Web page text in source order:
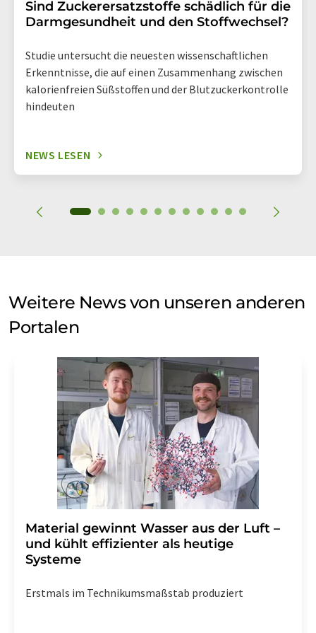
Sind Zuckerersatzstoffe schädlich für die
Darmgesundheit und den Stoffwechsel?
Studie untersucht die neuesten wissenschaftlichen
Erkenntnisse, die auf einen Zusammenhang zwischen
kalorienfreien Süßstoffen und der Blutzuckerkontrolle
hindeuten
NEWS LESEN
Weitere News von unseren anderen
Portalen
Material gewinnt Wasser aus der Luft –
und kühlt effizienter als heutige
Systeme
Erstmals im Technikumsmaßstab produziert